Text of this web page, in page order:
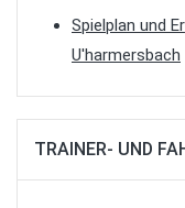
Spielplan und
U'harmersbach
TRAINER- UND